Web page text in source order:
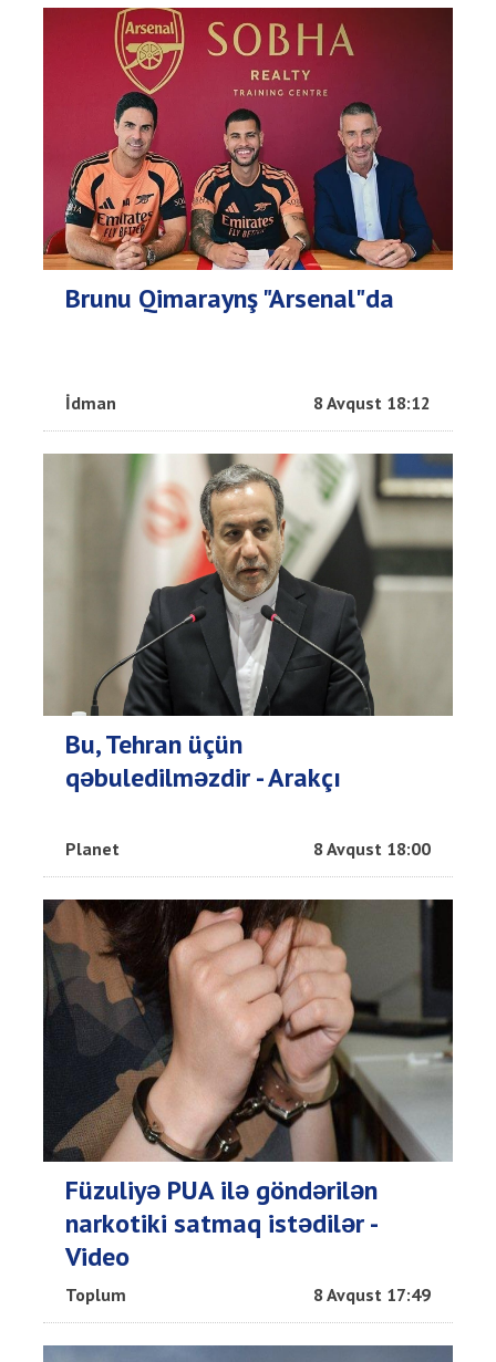
Brunu Qimaraynş "Arsenal"da
İdman 8 Avqust 18:12
Bu, Tehran üçün
qəbuledilməzdir - Arakçı
Planet 8 Avqust 18:00
Füzuliyə PUA ilə göndərilən
narkotiki satmaq istədilər -
Video
Toplum 8 Avqust 17:49